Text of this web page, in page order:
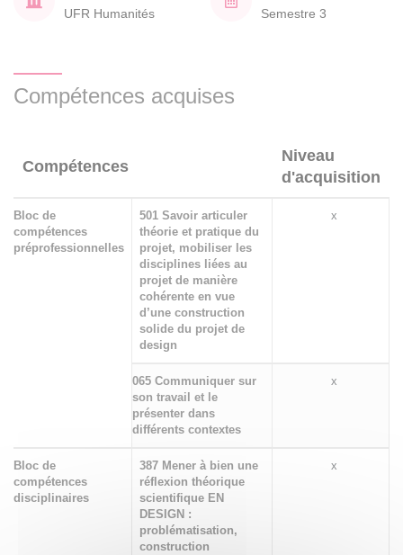
UFR Humanités
Semestre 3
Compétences acquises
Compétences
Niveau
d'acquisition
Bloc de
compétences
préprofessionnelles
501 Savoir articuler
théorie et pratique du
projet, mobiliser les
disciplines liées au
projet de manière
cohérente en vue
d’une construction
solide du projet de
design
x
065 Communiquer sur
son travail et le
présenter dans
différents contextes
x
Bloc de
compétences
disciplinaires
387 Mener à bien une
réflexion théorique
scientifique EN
DESIGN :
problématisation,
construction
x